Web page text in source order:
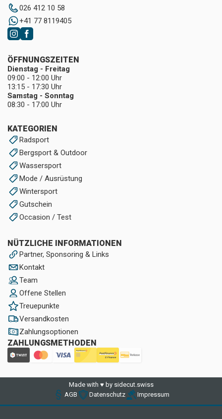
026 412 10 58
+41 77 8119405
KATEGORIEN
Radsport
Bergsport & Outdoor
Wassersport
Mode / Ausrüstung
Wintersport
Gutschein
Occasion / Test
NÜTZLICHE INFORMATIONEN
Partner, Sponsoring & Links
Kontakt
Team
Offene Stellen
Treuepunkte
Versandkosten
Zahlungsoptionen
ZAHLUNGSMETHODEN
ÖFFNUNGSZEITEN
Dienstag - Freitag
09:00 - 12:00 Uhr
13:15 - 17:30 Uhr
Samstag - Sonntag
08:30 - 17:00 Uhr
Made with ♥ by sidecut.swiss
AGB
Datenschutz Impressum